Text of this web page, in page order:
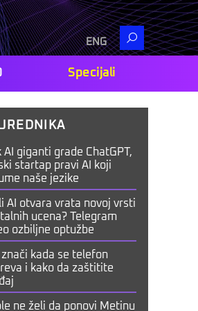
ENG
Search
Specijali
AI giganti grade ChatGPT,
startap pravi AI koji
naše jezike
AI otvara vrata novoj vrsti
ucena? Telegram
ozbiljne optužbe
znači kada se telefon
i kako da zaštitite
ne želi da ponovi Metinu